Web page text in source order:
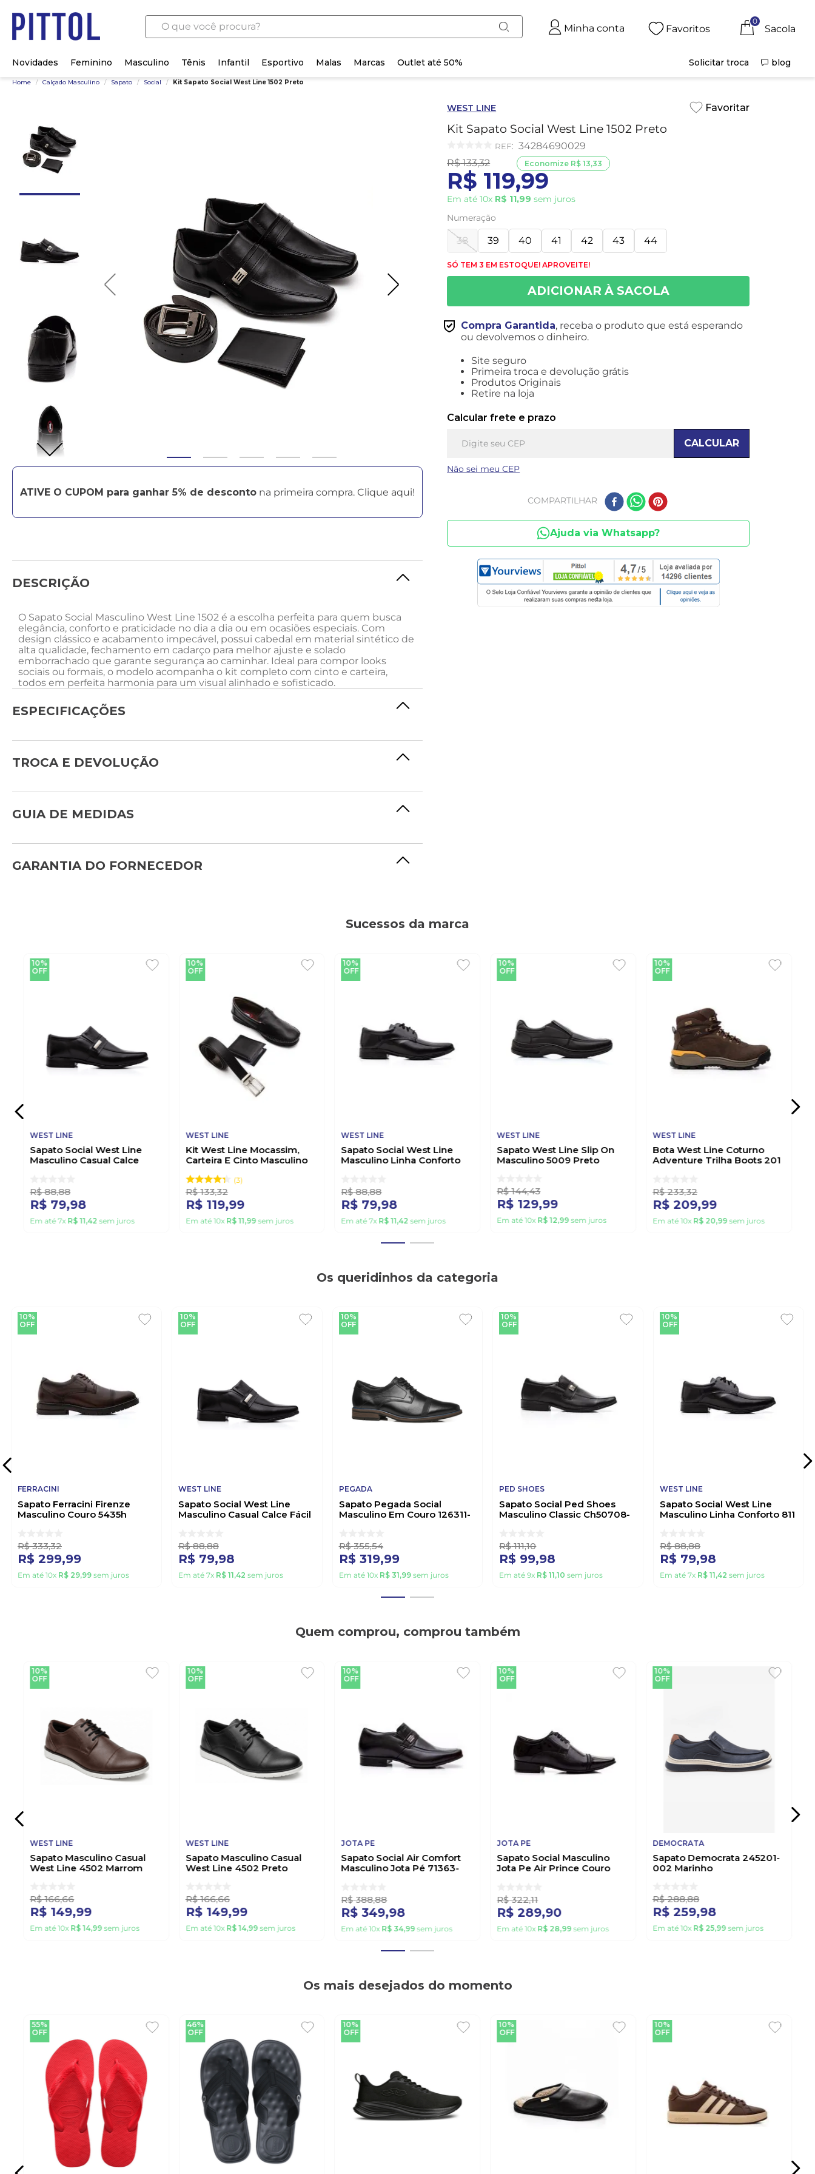
O que você procura?
Minha conta Favoritos
0
Novidades Feminino Masculino Tênis Infantil Esportivo Malas Marcas Outlet até 50% Solicitar troca blog
Home / Calçado Masculino / Sapato / Social / Kit Sapato Social West Line 1502 Preto
ATIVE O CUPOM para ganhar 5% de desconto na primeira compra. Clique aqui!
DESCRIÇÃO
O Sapato Social Masculino West Line 1502 é a escolha perfeita para quem busca
elegância, conforto e praticidade no dia a dia ou em ocasiões especiais. Com
design clássico e acabamento impecável, possui cabedal em material sintético de
alta qualidade, fechamento em cadarço para melhor ajuste e solado
emborrachado que garante segurança ao caminhar. Ideal para compor looks
sociais ou formais, o modelo acompanha o kit completo com cinto e carteira,
todos em perfeita harmonia para um visual alinhado e sofisticado.
ESPECIFICAÇÕES
TROCA E DEVOLUÇÃO
GUIA DE MEDIDAS
GARANTIA DO FORNECEDOR
WEST LINE
Kit Sapato Social West Line 1502 Preto
: 34284690029
R$ 133,32
R$ 119,99
Em até10x R$ 11,99 sem juros
Economize R$ 13,33
Numeração
38 39 40 41 42 43 44
SÓ TEM 3 EM ESTOQUE! APROVEITE!
Compra Garantida, receba o produto que está esperando
ou devolvemos o dinheiro.
Site seguro
Primeira troca e devolução grátis
Produtos Originais
Retire na loja
Calcular frete e prazo
CALCULAR
Não sei meu CEP
COMPARTILHAR
Ajuda via Whatsapp?
Sucessos da marca
10%
OFF
WEST LINE
Sapato Social West Line
Masculino Casual Calce
R$ 88,88
R$ 79,98
Em até7x R$ 11,42 sem juros
10%
OFF
WEST LINE
Kit West Line Mocassim,
Carteira E Cinto Masculino
3
R$ 133,32
R$ 119,99
Em até10x R$ 11,99sem juros
10%
OFF
WEST LINE
Sapato Social West Line
Masculino Linha Conforto
R$ 88,88
R$ 79,98
Em até7x R$ 11,42 sem juros
10%
OFF
WEST LINE
Sapato West Line Slip On
Masculino 5009 Preto
R$ 144,43
R$ 129,99
Em até10x R$ 12,99sem juros
10%
OFF
WEST LINE
Bota West Line Coturno
Adventure Trilha Boots 201
R$ 233,32
R$ 209,99
Em até10x R$ 20,99sem juros
Os queridinhos da categoria
10%
OFF
FERRACINI
Sapato Ferracini Firenze
Masculino Couro 5435h
R$ 333,32
R$ 299,99
Em até 10x R$ 29,99sem juros
10%
OFF
WEST LINE
Sapato Social West Line
Masculino Casual Calce Fácil
R$ 88,88
R$ 79,98
Em até 7x R$ 11,42 sem juros
10%
OFF
PEGADA
Sapato Pegada Social
Masculino Em Couro 126311-
R$ 355,54
R$ 319,99
Em até 10x R$ 31,99sem juros
10%
OFF
PED SHOES
Sapato Social Ped Shoes
Masculino Classic Ch50708-
R$ 111,10
R$ 99,98
Em até9x R$ 11,10 sem juros
10%
OFF
WEST LINE
Sapato Social West Line
Masculino Linha Conforto 811
R$ 88,88
R$ 79,98
Em até7x R$ 11,42 sem juros
Quem comprou, comprou também
10%
OFF
WEST LINE
Sapato Masculino Casual
West Line 4502 Marrom
R$ 166,66
R$ 149,99
Em até10x R$ 14,99sem juros
10%
OFF
WEST LINE
Sapato Masculino Casual
West Line 4502 Preto
R$ 166,66
R$ 149,99
Em até10x R$ 14,99sem juros
10%
OFF
JOTA PE
Sapato Social Air Comfort
Masculino Jota Pé 71363-
R$ 388,88
R$ 349,98
Em até10x R$ 34,99sem juros
10%
OFF
JOTA PE
Sapato Social Masculino
Jota Pe Air Prince Couro
R$ 322,11
R$ 289,90
Em até10x R$ 28,99sem juros
10%
OFF
DEMOCRATA
Sapato Democrata 245201-
002 Marinho
R$ 288,88
R$ 259,98
Em até10x R$ 25,99sem juros
Os mais desejados do momento
55%
OFF
46%
OFF
10%
OFF
10%
OFF
10%
OFF